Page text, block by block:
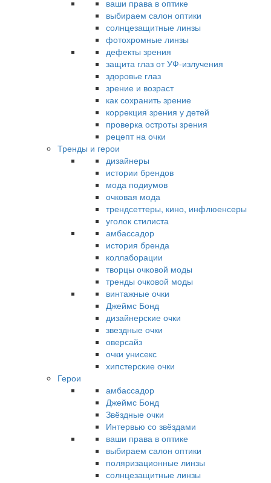
ваши права в оптике
выбираем салон оптики
солнцезащитные линзы
фотохромные линзы
дефекты зрения
защита глаз от УФ-излучения
здоровье глаз
зрение и возраст
как сохранить зрение
коррекция зрения у детей
проверка остроты зрения
рецепт на очки
Тренды и герои
дизайнеры
истории брендов
мода подиумов
очковая мода
трендсеттеры, кино, инфлюенсеры
уголок стилиста
амбассадор
история бренда
коллаборации
творцы очковой моды
тренды очковой моды
винтажные очки
Джеймс Бонд
дизайнерские очки
звездные очки
оверсайз
очки унисекс
хипстерские очки
Герои
амбассадор
Джеймс Бонд
Звёздные очки
Интервью со звёздами
ваши права в оптике
выбираем салон оптики
поляризационные линзы
солнцезащитные линзы